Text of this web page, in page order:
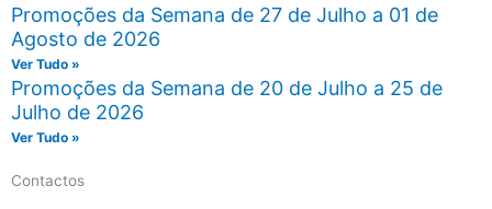
Promoções da Semana de 27 de Julho a 01 de
Agosto de 2026
Ver Tudo »
Promoções da Semana de 20 de Julho a 25 de
Julho de 2026
Ver Tudo »
Contactos